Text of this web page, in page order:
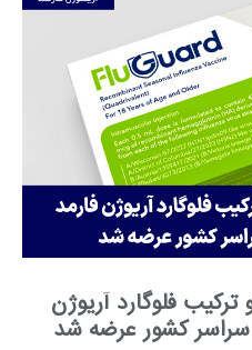
فلوگارد آریوژن
سراسر کشور عرضه شد